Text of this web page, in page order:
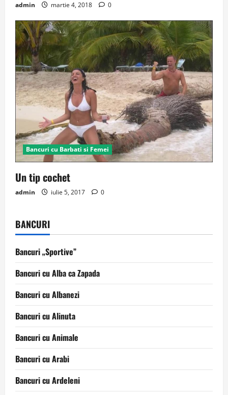
admin martie 4, 2018 0
Bancuri cu Barbati si Femei
Un tip cochet
admin iulie 5, 2017 0
BANCURI
Bancuri „Sportive”
Bancuri cu Alba ca Zapada
Bancuri cu Albanezi
Bancuri cu Alinuta
Bancuri cu Animale
Bancuri cu Arabi
Bancuri cu Ardeleni